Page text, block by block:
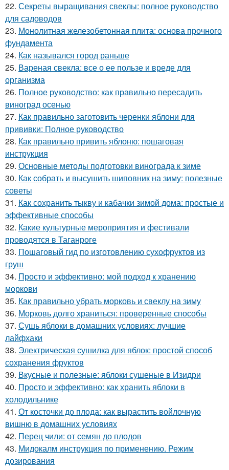
22. Секреты выращивания свеклы: полное руководство
для садоводов
23. Монолитная железобетонная плита: основа прочного
фундамента
24. Как назывался город раньше
25. Вареная свекла: все о ее пользе и вреде для
организма
26. Полное руководство: как правильно пересадить
виноград осенью
27. Как правильно заготовить черенки яблони для
прививки: Полное руководство
28. Как правильно привить яблоню: пошаговая
инструкция
29. Основные методы подготовки винограда к зиме
30. Как собрать и высушить шиповник на зиму: полезные
советы
31. Как сохранить тыкву и кабачки зимой дома: простые и
эффективные способы
32. Какие культурные мероприятия и фестивали
проводятся в Таганроге
33. Пошаговый гид по изготовлению сухофруктов из
груш
34. Просто и эффективно: мой подход к хранению
моркови
35. Как правильно убрать морковь и свеклу на зиму
36. Морковь долго храниться: проверенные способы
37. Сушь яблоки в домашних условиях: лучшие
лайфхаки
38. Электрическая сушилка для яблок: простой способ
сохранения фруктов
39. Вкусные и полезные: яблоки сушеные в Изидри
40. Просто и эффективно: как хранить яблоки в
холодильнике
41. От косточки до плода: как вырастить войлочную
вишню в домашних условиях
42. Перец чили: от семян до плодов
43. Мидокалм инструкция по применению. Режим
дозирования